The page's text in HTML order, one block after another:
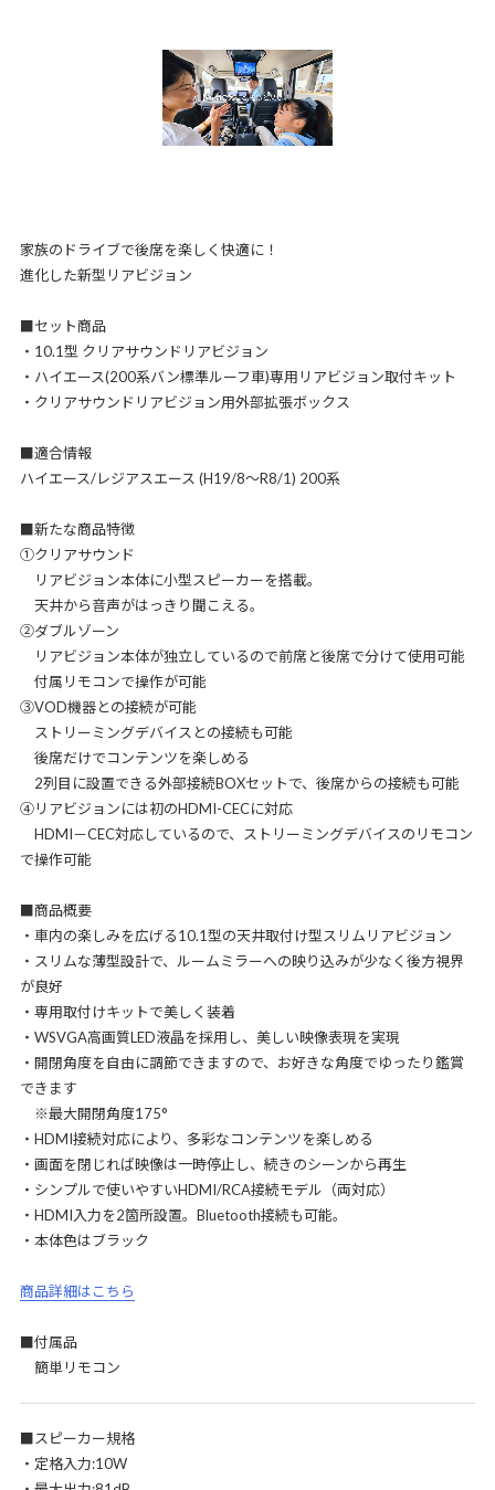
家族のドライブで後席を楽しく快適に！
進化した新型リアビジョン
■セット商品
・10.1型 クリアサウンドリアビジョン
・ハイエース(200系バン標準ルーフ車)専用リアビジョン取付キット
・クリアサウンドリアビジョン用外部拡張ボックス
■適合情報
ハイエース/レジアスエース (H19/8～R8/1) 200系
■新たな商品特徴
①クリアサウンド
リアビジョン本体に小型スピーカーを搭載。
天井から音声がはっきり聞こえる。
②ダブルゾーン
リアビジョン本体が独立しているので前席と後席で分けて使用可能
付属リモコンで操作が可能
③VOD機器との接続が可能
ストリーミングデバイスとの接続も可能
後席だけでコンテンツを楽しめる
2列目に設置できる外部接続BOXセットで、後席からの接続も可能
④リアビジョンには初のHDMI-CECに対応
HDMI－CEC対応しているので、ストリーミングデバイスのリモコン
で操作可能
■商品概要
・車内の楽しみを広げる10.1型の天井取付け型スリムリアビジョン
・スリムな薄型設計で、ルームミラーへの映り込みが少なく後方視界
が良好
・専用取付けキットで美しく装着
・WSVGA高画質LED液晶を採用し、美しい映像表現を実現
・開閉角度を自由に調節できますので、お好きな角度でゆったり鑑賞
できます
※最大開閉角度175°
・HDMI接続対応により、多彩なコンテンツを楽しめる
・画面を閉じれば映像は一時停止し、続きのシーンから再生
・シンプルで使いやすいHDMI/RCA接続モデル（両対応）
・HDMI入力を2箇所設置。Bluetooth接続も可能。
・本体色はブラック
商品詳細はこちら
■付属品
簡単リモコン
■スピーカー規格
・定格入力:10W